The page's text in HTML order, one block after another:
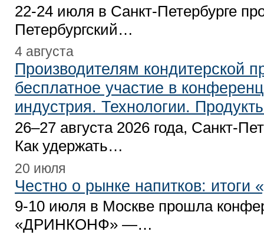
22-24 июля в Санкт-Петербурге
Петербургский…
4 августа
Производителям кондитерской
бесплатное участие в
индустрия. Технологии.
26–27 августа 2026 года, Санкт-
Как удержать…
20 июля
Честно о рынке напитков:
9-10 июля в Москве прошла
«ДРИНКОНФ» —…